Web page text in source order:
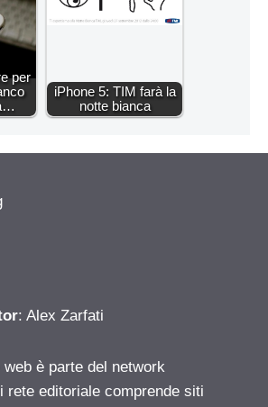
per
iPhone 5: TIM farà la
notte bianca
: Alex Zarfati
è parte del network
rete editoriale comprende siti